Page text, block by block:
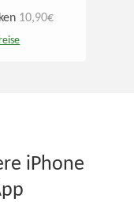
10,90€
iPhone